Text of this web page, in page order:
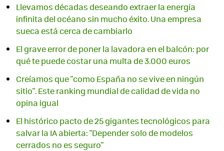
Llevamos décadas deseando extraer la energía
infinita del océano sin mucho éxito. Una empresa
sueca está cerca de cambiarlo
El grave error de poner la lavadora en el balcón: por
qué te puede costar una multa de 3.000 euros
Creíamos que "como España no se vive en ningún
sitio". Este ranking mundial de calidad de vida no
opina igual
El histórico pacto de 25 gigantes tecnológicos para
salvar la IA abierta: "Depender solo de modelos
cerrados no es seguro"